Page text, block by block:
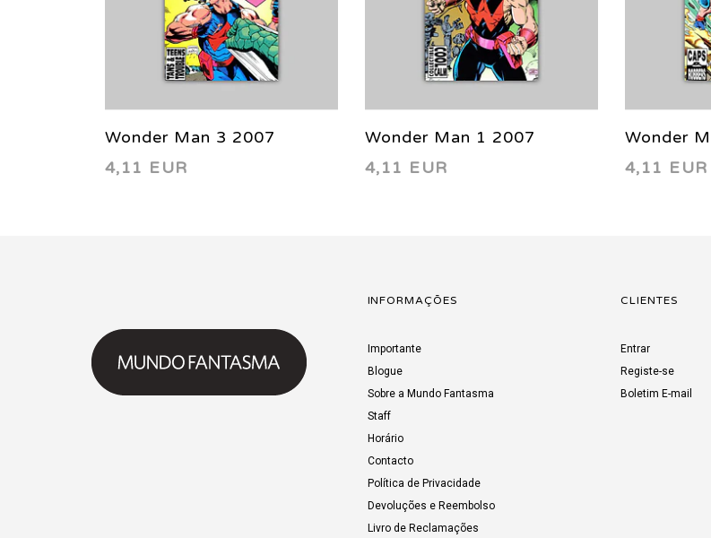
Wonder Man 3 2007
4,11 EUR
Wonder Man 1 2007
4,11 EUR
Wonder
4,11 EUR
INFORMAÇÕES
Importante
Blogue
Sobre a Mundo Fantasma
Staff
Horário
Contacto
Política de Privacidade
Devoluções e Reembolso
Livro de Reclamações
CLIENTES
Entrar
Registe-se
Boletim E-mail